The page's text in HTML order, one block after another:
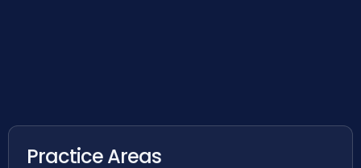
Practice Areas